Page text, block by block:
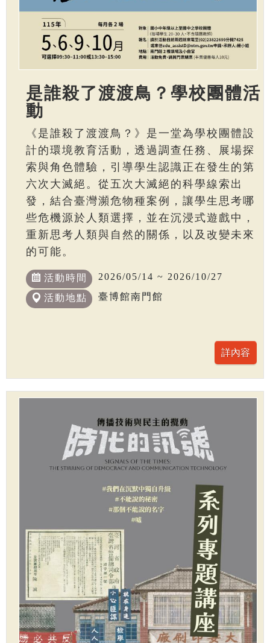
是誰殺了渡渡鳥？學校團體活
動
《是誰殺了渡渡鳥？》是一堂為學校團體設
計的環境教育活動，透過調查任務、展場探
索與角色體驗，引導學生認識正在發生的第
六次大滅絕。從五次大滅絕的科學線索出
發，結合臺灣瀕危物種案例，讓學生思考哪
些危機源於人類選擇，並在沉浸式遊戲中，
重新思考人類與自然的關係，以及改變未來
的可能。
活動時間 2026/05/14 ~ 2026/10/27
活動地點 臺博館南門館